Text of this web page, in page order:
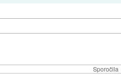
Sporočila